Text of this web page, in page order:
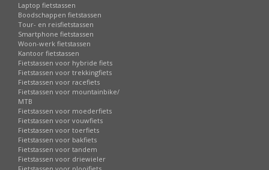
Laptop fietstassen
Boodschappen fietstassen
Tour- en reisfietstassen
Smartphone fietstassen
Woon-werk fietstassen
Kantoor fietstassen
Fietstassen voor hybride fiets
Fietstassen voor trekkingfiets
Fietstassen voor racefiets
Fietstassen voor mountainbike/
MTB
Fietstassen voor moederfiets
Fietstassen voor vouwfiets
Fietstassen voor toerfiets
Fietstassen voor bakfiets
Fietstassen voor tandem
Fietstassen voor driewieler